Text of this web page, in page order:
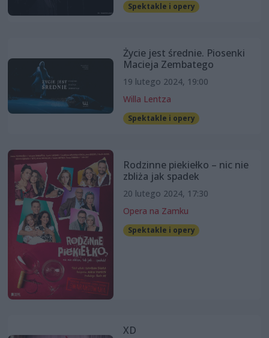
Spektakle i opery
Życie jest średnie. Piosenki
Macieja Zembatego
19 lutego 2024, 19:00
Willa Lentza
Spektakle i opery
Rodzinne piekiełko – nic nie
zbliża jak spadek
20 lutego 2024, 17:30
Opera na Zamku
Spektakle i opery
XD